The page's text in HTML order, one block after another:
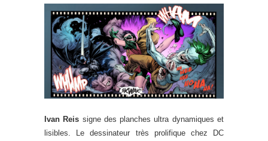
Ivan Reis signe des planches ultra dynamiques et
lisibles. Le dessinateur très prolifique chez DC